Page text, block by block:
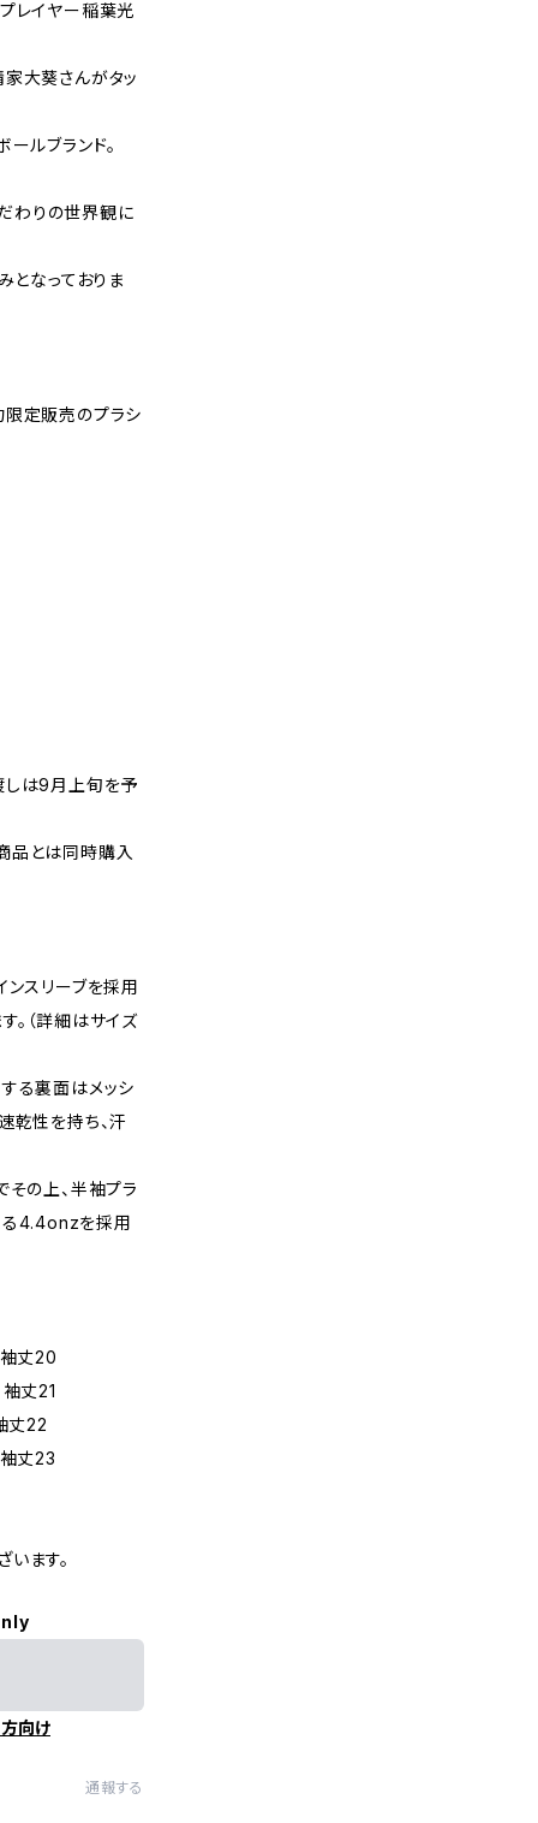
レイヤー稲葉光
大葵さんがタッ
ルブランド。
わりの世界観に
となっておりま
限定販売のプラシ
しは9月上旬を予
品とは同時購入
ンスリーブを採用
。（詳細はサイズ
る裏面はメッシ
乾性を持ち、汗
その上、半袖プラ
る4.4onzを採用
丈20
丈21
22
丈23
ます。
向け
通報する